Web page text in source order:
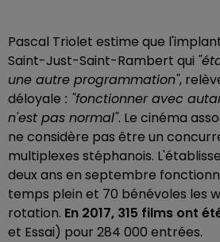
Pascal Triolet estime que
Saint-Just-Saint-Rambert qui
une autre programmation",
déloyale : "fonctionner avec
n'est pas normal". Le cinéma
ne considère pas être un
multiplexes stéphanois.
deux ans en septembre
temps plein et 70 bénévoles les
rotation. En 2017, 315 films ont
et Essai) pour 284 000 entrées.